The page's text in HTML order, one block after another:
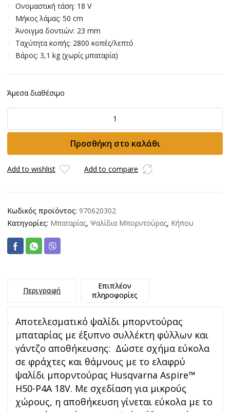
Ονομαστική τάση: 18 V
Μήκος λάμας: 50 cm
Άνοιγμα δοντιών: 23 mm
Ταχύτητα κοπής: 2800 κοπές/λεπτό
Βάρος: 3,1 kg (χωρίς μπαταρία)
Άμεσα διαθέσιμο
Husqvarna
H50-
P4A
Προσθήκη στο καλάθι
Add to wishlist Add to compare
Κωδικός προϊόντος: 970620302
Κατηγορίες: Μπαταρίας, Ψαλίδια Μπορντούρας, Κήπου
Περιγραφή
Επιπλέον
πληροφορίες
Αποτελεσματικό ψαλίδι μπορντούρας
μπαταρίας με έξυπνο συλλέκτη φύλλων και
γάντζο αποθήκευσης: Δώστε σχήμα εύκολα
σε φράχτες και θάμνους με το ελαφρύ
ψαλίδι μπορντούρας Husqvarna Aspire™
H50-P4A 18V. Με σχεδίαση για μικρούς
χώρους, η αποθήκευση γίνεται εύκολα με το